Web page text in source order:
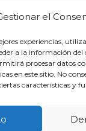
el
experiencias,
a la información
procesar datos
en este sitio. No
características y